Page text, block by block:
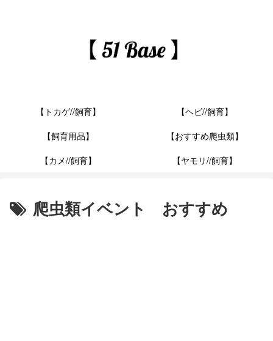
【トカゲ//飼育】
【ヘビ//飼育】
【飼育用品】
【おすすめ爬虫類】
【カメ//飼育】
【ヤモリ//飼育】
爬虫類イベント おすすめ